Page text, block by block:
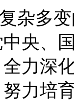
多变
央、
力深
力培